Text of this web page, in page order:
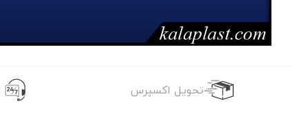
تحویل اکسپرس